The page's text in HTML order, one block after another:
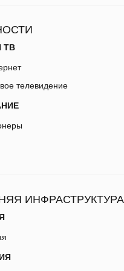
ТВ
телевидение
ИНФРАСТРУКТУРА